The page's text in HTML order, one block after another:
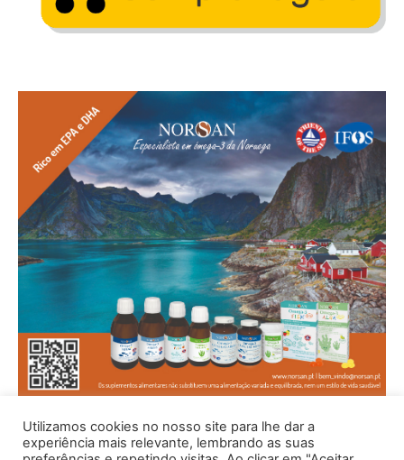
Utilizamos cookies no nosso site para lhe dar a
experiência mais relevante, lembrando as suas